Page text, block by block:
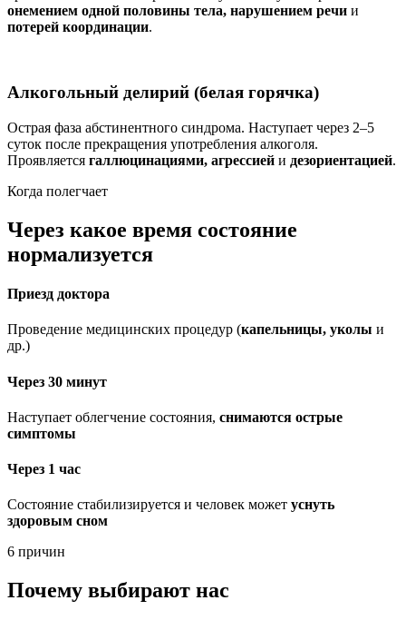
онемением одной половины тела, нарушением речи и
потерей координации.
Алкогольный делирий (белая горячка)
Острая фаза абстинентного синдрома. Наступает через 2–5
суток после прекращения употребления алкоголя.
Проявляется галлюцинациями, агрессией и дезориентацией.
Когда полегчает
Через какое время состояние
нормализуется
Приезд доктора
Проведение медицинских процедур (капельницы, уколы и
др.)
Через 30 минут
Наступает облегчение состояния, снимаются острые
симптомы
Через 1 час
Состояние стабилизируется и человек может уснуть
здоровым сном
6 причин
Почему выбирают нас